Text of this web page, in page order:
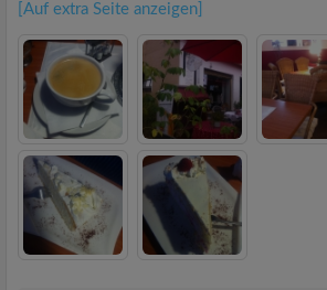
[Auf extra Seite anzeigen]